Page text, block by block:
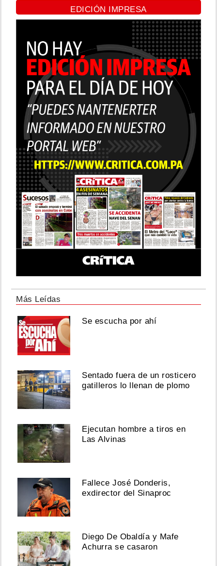
EDICIÓN IMPRESA
Más Leídas
Se escucha por ahí
Sentado fuera de un rosticero
gatilleros lo llenan de plomo
Ejecutan hombre a tiros en
Las Alvinas
Fallece José Donderis,
exdirector del Sinaproc
Diego De Obaldía y Mafe
Achurra se casaron